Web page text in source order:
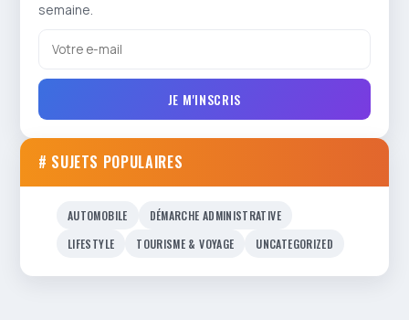
semaine.
JE M'INSCRIS
# SUJETS POPULAIRES
AUTOMOBILE
DÉMARCHE ADMINISTRATIVE
LIFESTYLE
TOURISME & VOYAGE UNCATEGORIZED